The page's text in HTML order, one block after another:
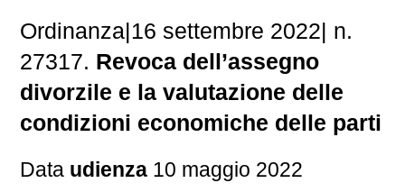
Ordinanza|16 settembre 2022| n.
27317. Revoca dell’assegno
divorzile e la valutazione delle
condizioni economiche delle parti
Data udienza 10 maggio 2022